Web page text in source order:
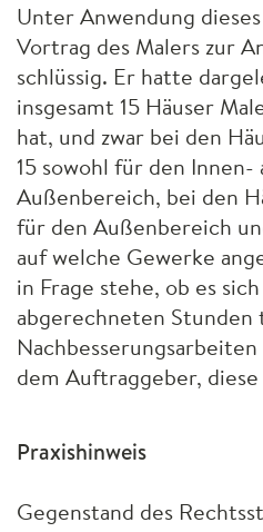
Unter Anwendung
Vortrag des Malers zur
schlüssig. Er hatte
insgesamt 15 Häuser
hat, und zwar bei den
15 sowohl für den Innen-
Außenbereich, bei den
für den Außenbereich
auf welche Gewerke
in Frage stehe, ob es
abgerechneten Stunden
dem Auftraggeber,
Praxishinweis
Gegenstand des